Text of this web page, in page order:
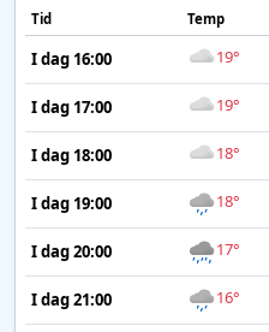
Tid Temp
I dag 16:00 19°
I dag 17:00 19°
I dag 18:00 18°
I dag 19:00 18°
I dag 20:00 17°
I dag 21:00 16°